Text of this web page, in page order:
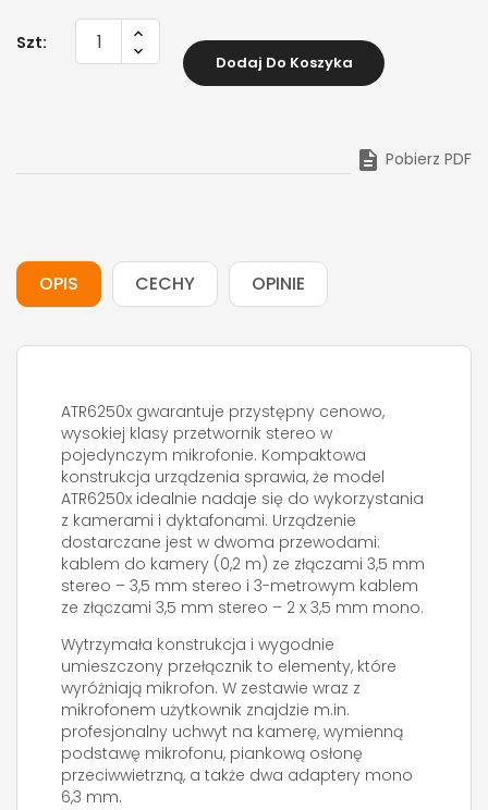
Szt:
Dodaj Do Koszyka
 Pobierz PDF
OPIS CECHY OPINIE
ATR6250x gwarantuje przystępny cenowo,
wysokiej klasy przetwornik stereo w
pojedynczym mikrofonie. Kompaktowa
konstrukcja urządzenia sprawia, że model
ATR6250x idealnie nadaje się do wykorzystania
z kamerami i dyktafonami. Urządzenie
dostarczane jest w dwoma przewodami:
kablem do kamery (0,2 m) ze złączami 3,5 mm
stereo – 3,5 mm stereo i 3-metrowym kablem
ze złączami 3,5 mm stereo – 2 x 3,5 mm mono.
Wytrzymała konstrukcja i wygodnie
umieszczony przełącznik to elementy, które
wyróżniają mikrofon. W zestawie wraz z
mikrofonem użytkownik znajdzie m.in.
profesjonalny uchwyt na kamerę, wymienną
podstawę mikrofonu, piankową osłonę
przeciwwietrzną, a także dwa adaptery mono
6,3 mm.